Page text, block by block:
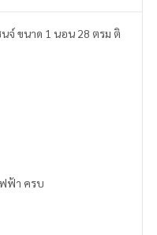
จ์ ขนาด 1 นอน 28 ตรม ติ
ฟฟ้า ครบ